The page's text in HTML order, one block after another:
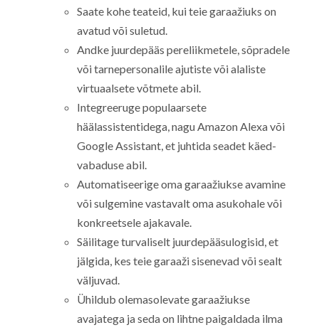
Saate kohe teateid, kui teie garaažiuks on
avatud või suletud.
Andke juurdepääs pereliikmetele, sõpradele
või tarnepersonalile ajutiste või alaliste
virtuaalsete võtmete abil.
Integreeruge populaarsete
häälassistentidega, nagu Amazon Alexa või
Google Assistant, et juhtida seadet käed-
vabaduse abil.
Automatiseerige oma garaažiukse avamine
või sulgemine vastavalt oma asukohale või
konkreetsele ajakavale.
Säilitage turvaliselt juurdepääsulogisid, et
jälgida, kes teie garaaži sisenevad või sealt
väljuvad.
Ühildub olemasolevate garaažiukse
avajatega ja seda on lihtne paigaldada ilma